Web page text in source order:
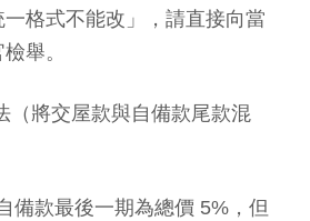
一格式不能改」，請直接向當
舉。
（將交屋款與自備款尾款混
備款最後一期為總價 5%，但